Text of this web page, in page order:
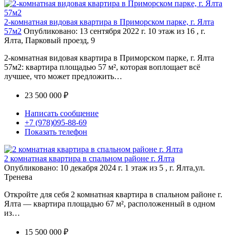
2-комнатная видовая квартира в Приморском парке, г. Ялта
57м2 Опубликовано: 13 сентября 2022 г. 10 этаж из 16 , г.
Ялта, Парковый проезд, 9
2-комнатная видовая квартира в Приморском парке, г. Ялта
57м2: квартира площадью 57 м², которая воплощает всё
лучшее, что может предложить…
23 500 000 ₽
Написать сообщение
+7 (978)095-88-69
Показать телефон
2 комнатная квартира в спальном районе г. Ялта
Опубликовано: 10 декабря 2024 г. 1 этаж из 5 , г. Ялта,ул.
Тренева
Откройте для себя 2 комнатная квартира в спальном районе г.
Ялта — квартира площадью 67 м², расположенный в одном
из…
15 500 000 ₽